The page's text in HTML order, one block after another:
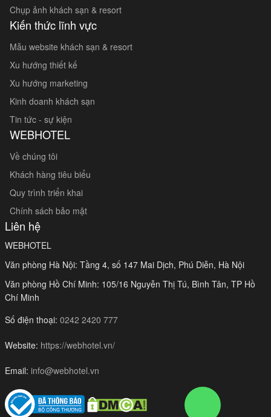
Chụp ảnh khách sạn & resort
Kiến thức lĩnh vực
Mẫu website khách sạn & resort
Xu hướng thiết kế
Xu hướng marketing
Kinh doanh khách sạn
Tin tức - sự kiện
WEBHOTEL
Về chúng tôi
Khách hàng tiêu biểu
Quy trình triển khai
Chính sách bảo mật
Liên hệ
WEBHOTEL
Văn phòng Hà Nội: Tầng 4, số 147 Mai Dịch, Phú Diễn, Hà Nội
Văn phòng Hồ Chí Minh: 105/16 Nguyễn Thị Tú, Bình Tân, TP Hồ
Chí Minh
Số điện thoại: 0242 2420 777
Website: https://webhotel.vn/
Email: info@webhotel.vn